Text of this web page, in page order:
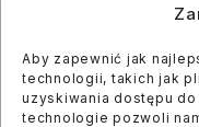
Aby zapewnić jak
technologii, takich jak
uzyskiwania dostępu
technologie pozwoli
SKŁAD: 50%
*PODANE WYMIARY
MODELKA MA 164 CM
CM I BIODER: 118 CM